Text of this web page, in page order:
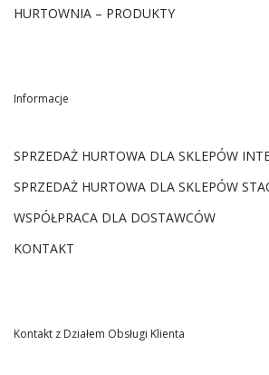
HURTOWNIA – PRODUKTY
Informacje
SPRZEDAŻ HURTOWA DLA SKLEPÓW
SPRZEDAŻ HURTOWA DLA SKLEPÓW
WSPÓŁPRACA DLA DOSTAWCÓW
KONTAKT
Kontakt z Działem Obsługi Klienta